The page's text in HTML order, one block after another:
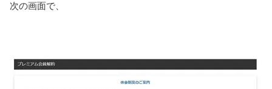
次の画面で、